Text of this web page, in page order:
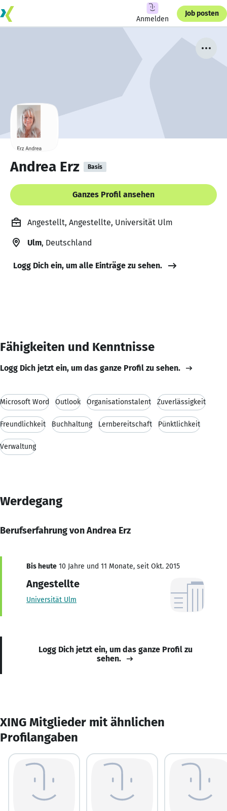
Anmelden
Job posten
Andrea Erz Basis
Ganzes Profil ansehen
Angestellt, Angestellte, Universität Ulm
Ulm, Deutschland
Logg Dich ein, um alle Einträge zu sehen.
Fähigkeiten und Kenntnisse
Logg Dich jetzt ein, um das ganze Profil zu sehen.
Microsoft Word Outlook Organisationstalent Zuverlässigkeit
Freundlichkeit Buchhaltung Lernbereitschaft Pünktlichkeit
Verwaltung
Werdegang
Berufserfahrung von Andrea Erz
Bis heute 10 Jahre und 11 Monate, seit Okt. 2015
Angestellte
Universität Ulm
Logg Dich jetzt ein, um das ganze Profil zu
sehen.
XING Mitglieder mit ähnlichen
Profilangaben